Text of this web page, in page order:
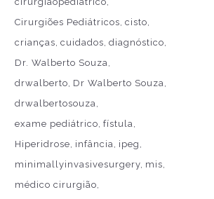
Cirurgiões Pediátricos cisto
crianças cuidados diagnóstico
Dr. Walberto Souza
drwalberto Dr Walberto Souza
drwalbertosouza
exame pediátrico fístula
Hiperidrose infância ipeg
minimallyinvasivesurgery mis
médico cirurgião